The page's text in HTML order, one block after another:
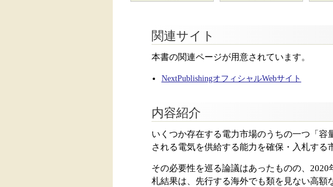
関連サイト
本書の関連ページが用意されています。
NextPublishingオフィシャルWebサイト
内容紹介
いくつか存在する電力市場のうちの一つ「
される電気を供給する能力を確保・入札する
その必要性を巡る論議はあったものの、
札結果は、先行する海外でも類を見ない高